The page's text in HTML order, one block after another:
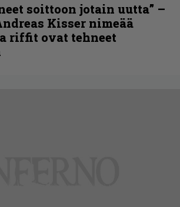
soittoon jotain uutta” –
Kisser nimeää
riffit ovat tehneet